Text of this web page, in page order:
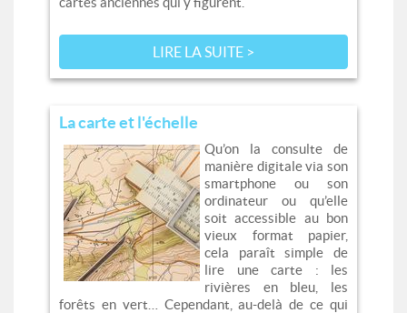
LIRE LA SUITE >
La carte et l'échelle
Qu’on la consulte de
manière digitale via son
smartphone ou son
ordinateur ou qu’elle
soit accessible au bon
vieux format papier,
cela paraît simple de
lire une carte : les
rivières en bleu, les
forêts en vert… Cependant, au-delà de ce qui